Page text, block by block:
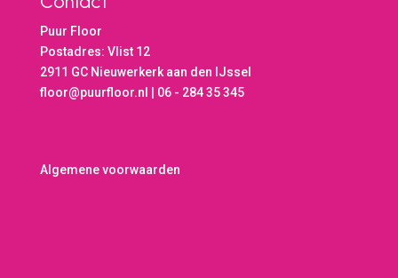
Puur Floor
Postadres: Vlist 12
2911 GC Nieuwerkerk aan den IJssel
floor@puurfloor.nl | 06 - 284 35 345
Algemene voorwaarden